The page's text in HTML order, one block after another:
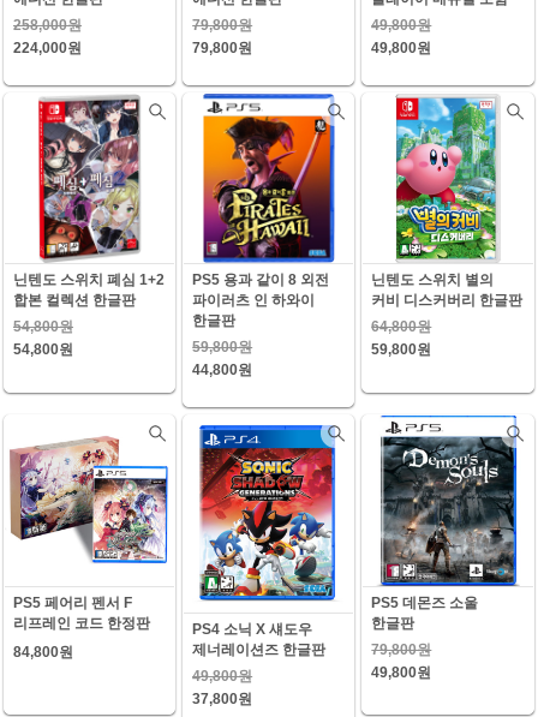
258,000원
224,000원
79,800원
79,800원
49,800원
49,800원
닌텐도 스위치 폐심 1+2
합본 컬렉션 한글판
54,800원
54,800원
PS5 용과 같이 8 외전
파이러츠 인 하와이
한글판
59,800원
44,800원
닌텐도 스위치 별의
커비 디스커버리 한글판
64,800원
59,800원
PS5 페어리 펜서 F
리프레인 코드 한정판
84,800원
PS4 소닉 X 섀도우
제너레이션즈 한글판
49,800원
37,800원
PS5 데몬즈 소울
한글판
79,800원
49,800원